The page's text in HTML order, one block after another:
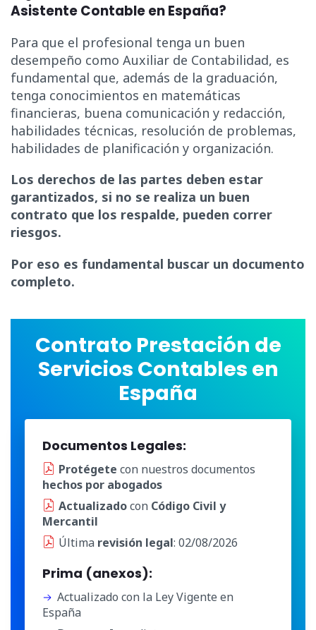
Asistente Contable en España?
Para que el profesional tenga un buen
desempeño como Auxiliar de Contabilidad, es
fundamental que, además de la graduación,
tenga conocimientos en matemáticas
financieras, buena comunicación y redacción,
habilidades técnicas, resolución de problemas,
habilidades de planificación y organización.
Los derechos de las partes deben estar
garantizados, si no se realiza un buen
contrato que los respalde, pueden correr
riesgos.
Por eso es fundamental buscar un documento
completo.
Contrato Prestación de
Servicios Contables en
España
Documentos Legales:
Protégete con nuestros documentos
hechos por abogados
Actualizadocon Código Civil y
Mercantil
Última revisión legal: 02/08/2026
Prima (anexos):
Actualizado con la Ley Vigente en
España